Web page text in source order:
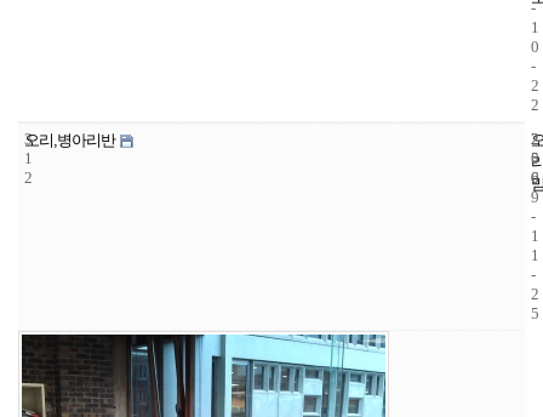
-
1
0
-
2
2
3
1
2
오리,병아리반
2
5
6
2
0
0
9
-
1
1
-
2
5